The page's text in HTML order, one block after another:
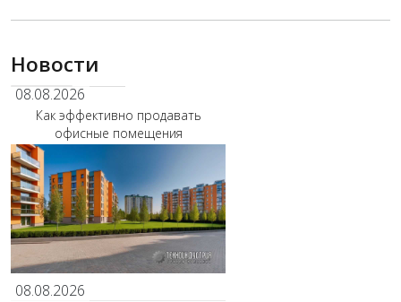
Новости
08.08.2026
Как эффективно продавать
офисные помещения
08.08.2026